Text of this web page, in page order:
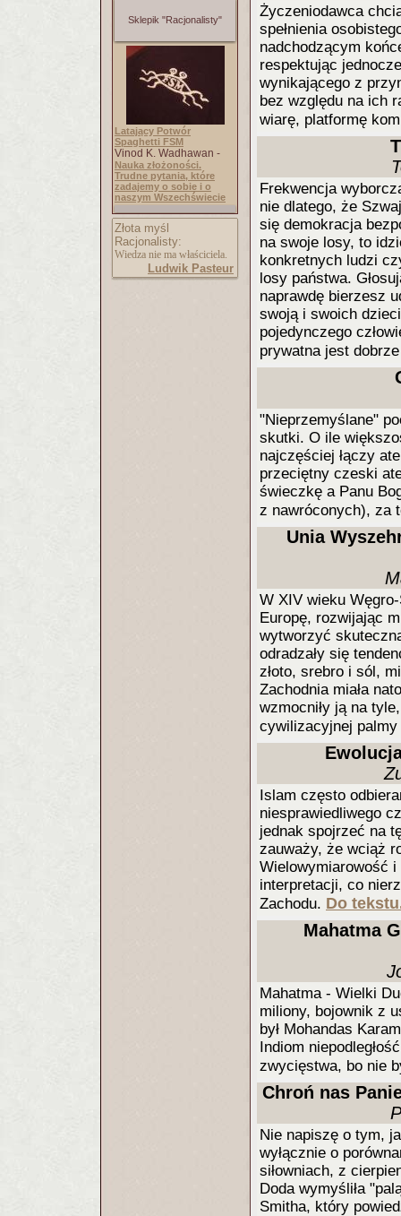
Sklepik "Racjonalisty"
Latający Potwór
Spaghetti FSM
Vinod K. Wadhawan -
Nauka złożoności.
Trudne pytania, które
zadajemy o sobie i o
naszym Wszechświecie
Złota myśl
Racjonalisty:
Wiedza nie ma właściciela.
Ludwik Pasteur
Życzeniodawca
spełnienia
nadchodzącym
respektując
wynikającego z
bez względu na ich
wiarę, platformę
Frekwencja
nie dlatego, że
się demokracja
na swoje losy, to
konkretnych ludzi
losy państwa.
naprawdę bierzesz
swoją i swoich
pojedynczego
prywatna jest
"Nieprzemyślane"
skutki. O ile
najczęściej łączy
przeciętny czeski
świeczkę a Panu
z nawróconych), za
Unia
W XIV wieku
Europę, rozwijając
wytworzyć
odradzały się
złoto, srebro i sól,
Zachodnia miała
wzmocniły ją na
cywilizacyjnej
Islam często
niesprawiedliwego
jednak spojrzeć na
zauważy, że wciąż
Wielowymiarowość
interpretacji, co
Zachodu. Do
Mahatma
Mahatma - Wielki
miliony, bojownik z
był Mohandas
Indiom
zwycięstwa, bo nie
Chroń nas
Nie napiszę o tym,
wyłącznie o
siłowniach, z
Doda wymyśliła
Smitha, który